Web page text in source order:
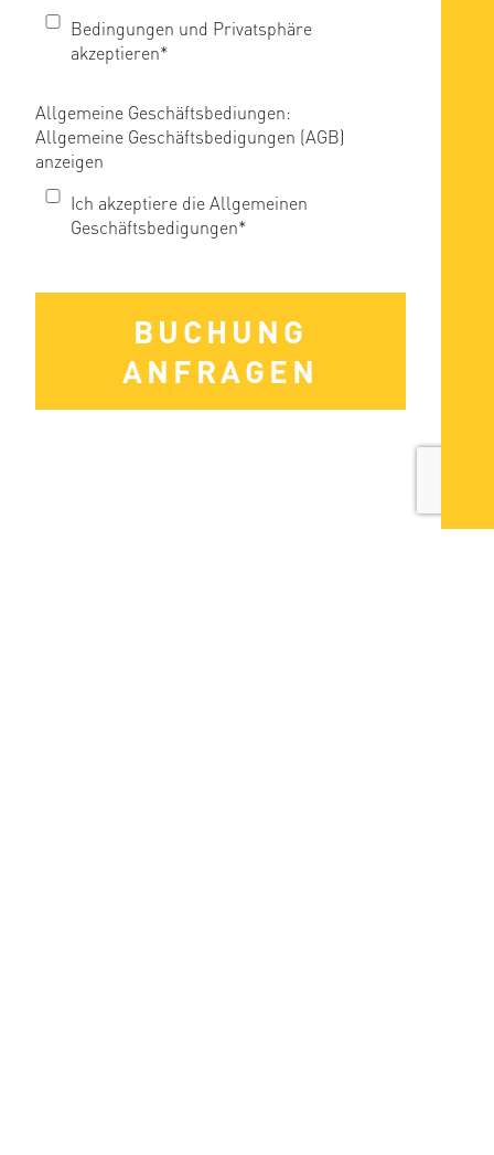
Bedingungen und Privatsphäre
akzeptieren*
Allgemeine Geschäftsbediungen:
Allgemeine Geschäftsbedigungen (AGB)
anzeigen
Ich akzeptiere die Allgemeinen
Geschäftsbedigungen*
BUCHUNG
ANFRAGEN